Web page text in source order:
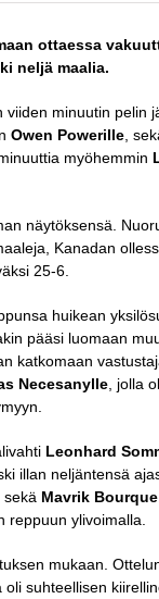
ottaessa
neljä maalia.
minuutin pelin
Owen Powerille ,
myöhemmin
näytöksensä.
Kanadan
25-6.
huikean
pääsi luomaan
katkomaan
Necesanylle , jolla
Leonhard
illan neljäntensä
sekä Mavrik Bourque
reppuun ylivoimalla.
mukaan.
suhteellisen